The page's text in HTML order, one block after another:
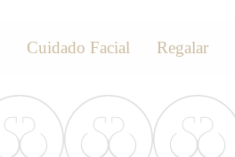
Cuidado Facial Regalar